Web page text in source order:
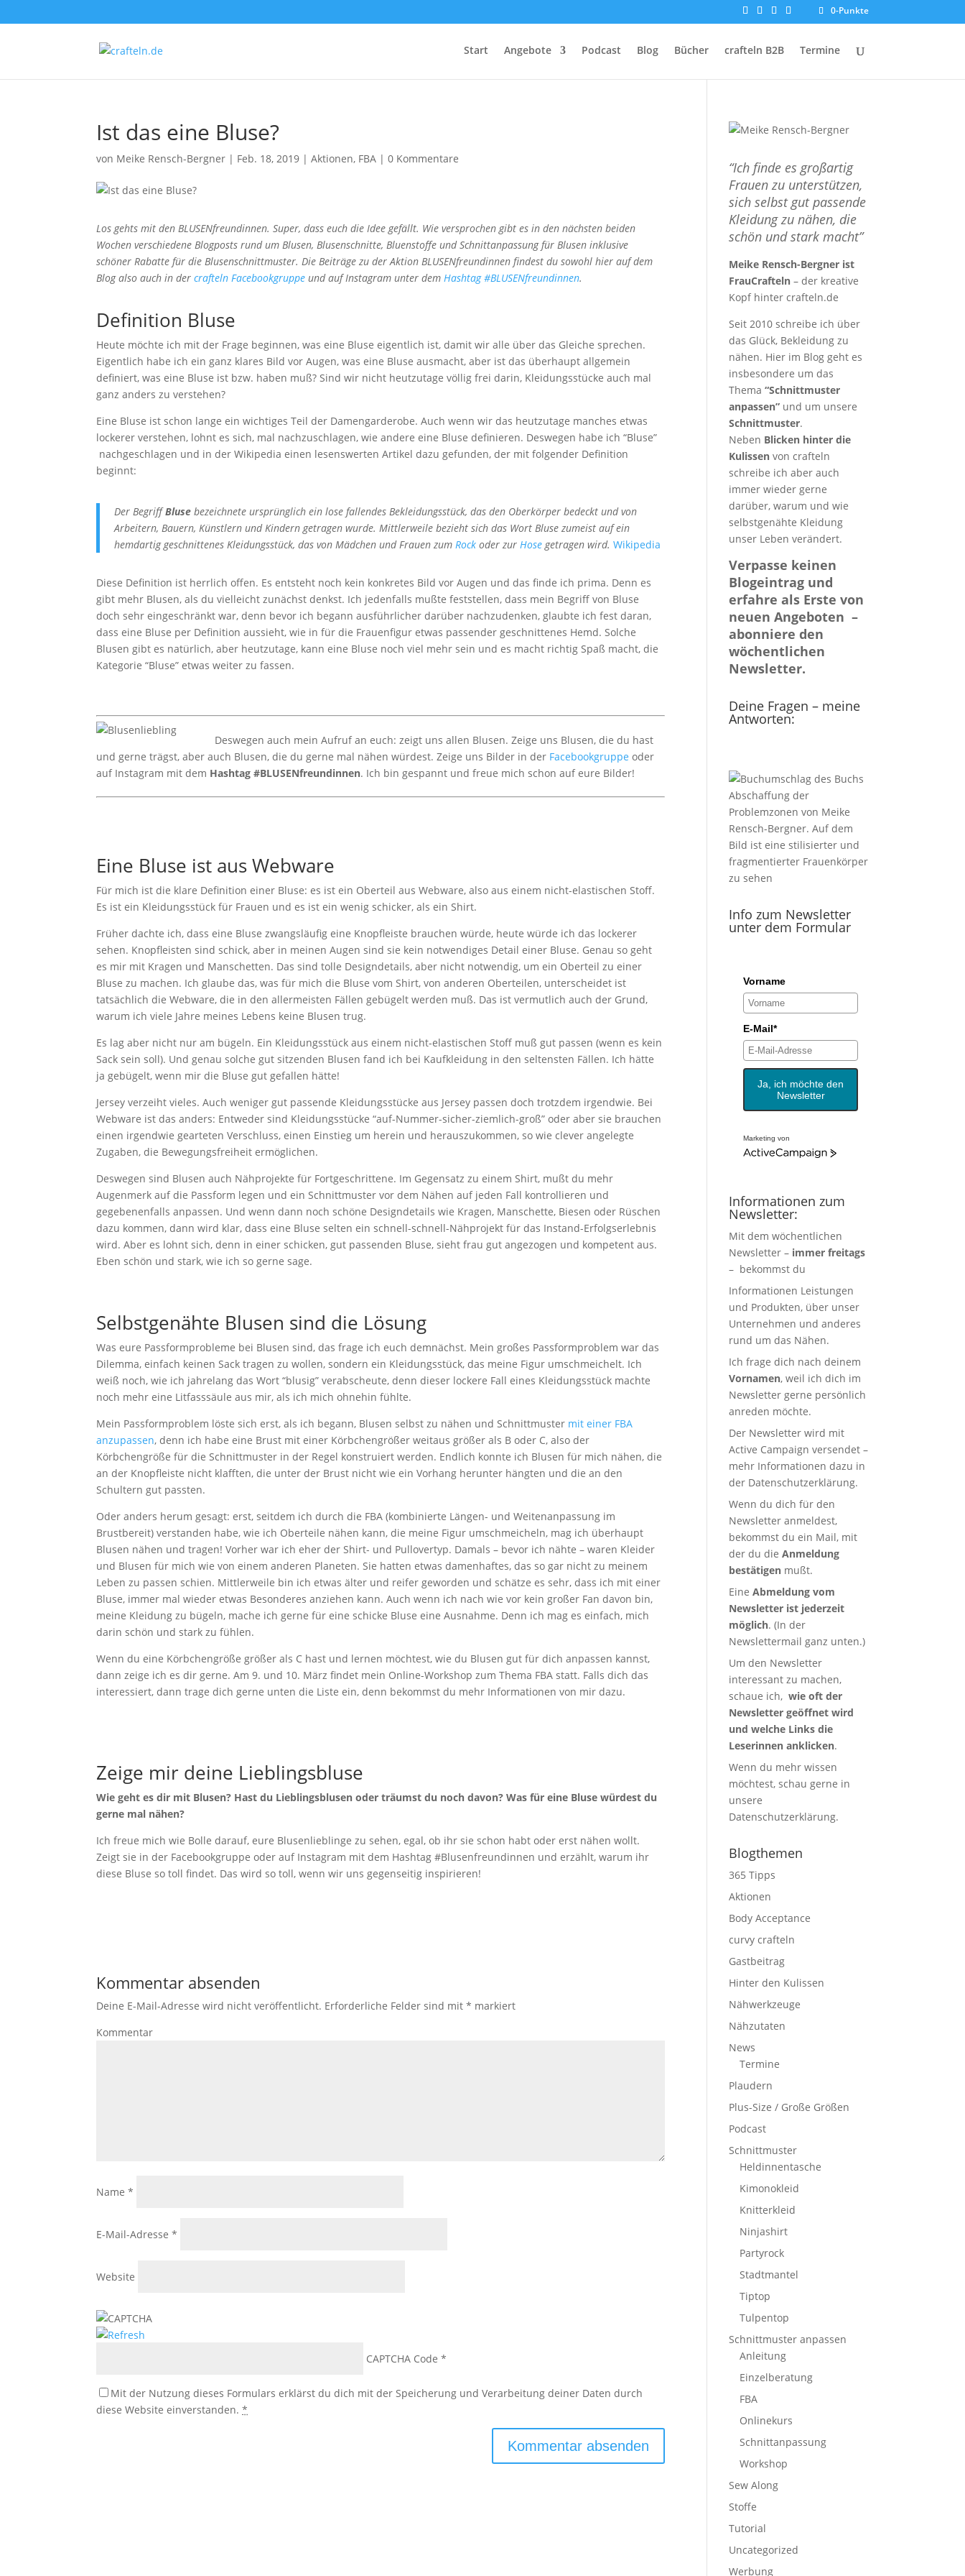
0-Punkte
Start Angebote Podcast Blog Bücher crafteln B2B Termine
Ist das eine Bluse?
von Meike Rensch-Bergner | Feb. 18, 2019 |Aktionen, FBA |0 Kommentare
Los gehts mit den BLUSENfreundinnen. Super, dass euch die Idee gefällt. Wie versprochen gibt es in den nächsten beiden
Wochen verschiedene Blogposts rund um Blusen, Blusenschnitte, Bluenstoffe und Schnittanpassung für Blusen inklusive
schöner Rabatte für die Blusenschnittmuster. Die Beiträge zu der Aktion BLUSENfreundinnen findest du sowohl hier auf dem
Blog also auch in dercrafteln Facebookgruppe und auf Instagram unter demHashtag #BLUSENfreundinnen.
Definition Bluse
Heute möchte ich mit der Frage beginnen, was eine Bluse eigentlich ist, damit wir alle über das Gleiche sprechen.
Eigentlich habe ich ein ganz klares Bild vor Augen, was eine Bluse ausmacht, aber ist das überhaupt allgemein
definiert, was eine Bluse ist bzw. haben muß? Sind wir nicht heutzutage völlig frei darin, Kleidungsstücke auch mal
ganz anders zu verstehen?
Eine Bluse ist schon lange ein wichtiges Teil der Damengarderobe. Auch wenn wir das heutzutage manches etwas
lockerer verstehen, lohnt es sich, mal nachzuschlagen, wie andere eine Bluse definieren. Deswegen habe ich “Bluse”
nachgeschlagen und in der Wikipedia einen lesenswerten Artikel dazu gefunden, der mit folgender Definition
beginnt:
Der BegriffBluse bezeichnete ursprünglich ein lose fallendes Bekleidungsstück, das den Oberkörper bedeckt und von
Arbeitern, Bauern, Künstlern und Kindern getragen wurde. Mittlerweile bezieht sich das Wort Bluse zumeist auf ein
hemdartig geschnittenes Kleidungsstück, das von Mädchen und Frauen zumRock oder zurHosegetragen wird. Wikipedia
Diese Definition ist herrlich offen. Es entsteht noch kein konkretes Bild vor Augen und das finde ich prima. Denn es
gibt mehr Blusen, als du vielleicht zunächst denkst. Ich jedenfalls mußte feststellen, dass mein Begriff von Bluse
doch sehr eingeschränkt war, denn bevor ich begann ausführlicher darüber nachzudenken, glaubte ich fest daran,
dass eine Bluse per Definition aussieht, wie in für die Frauenfigur etwas passender geschnittenes Hemd. Solche
Blusen gibt es natürlich, aber heutzutage, kann eine Bluse noch viel mehr sein und es macht richtig Spaß macht, die
Kategorie “Bluse” etwas weiter zu fassen.
Deswegen auch mein Aufruf an euch: zeigt uns allen Blusen. Zeige uns Blusen, die du hast
und gerne trägst, aber auch Blusen, die du gerne mal nähen würdest. Zeige uns Bilder in der Facebookgruppe oder
auf Instagram mit dem Hashtag #BLUSENfreundinnen. Ich bin gespannt und freue mich schon auf eure Bilder!
Eine Bluse ist aus Webware
Für mich ist die klare Definition einer Bluse: es ist ein Oberteil aus Webware, also aus einem nicht-elastischen Stoff.
Es ist ein Kleidungsstück für Frauen und es ist ein wenig schicker, als ein Shirt.
Früher dachte ich, dass eine Bluse zwangsläufig eine Knopfleiste brauchen würde, heute würde ich das lockerer
sehen. Knopfleisten sind schick, aber in meinen Augen sind sie kein notwendiges Detail einer Bluse. Genau so geht
es mir mit Kragen und Manschetten. Das sind tolle Designdetails, aber nicht notwendig, um ein Oberteil zu einer
Bluse zu machen. Ich glaube das, was für mich die Bluse vom Shirt, von anderen Oberteilen, unterscheidet ist
tatsächlich die Webware, die in den allermeisten Fällen gebügelt werden muß. Das ist vermutlich auch der Grund,
warum ich viele Jahre meines Lebens keine Blusen trug.
Es lag aber nicht nur am bügeln. Ein Kleidungsstück aus einem nicht-elastischen Stoff muß gut passen (wenn es kein
Sack sein soll). Und genau solche gut sitzenden Blusen fand ich bei Kaufkleidung in den seltensten Fällen. Ich hätte
ja gebügelt, wenn mir die Bluse gut gefallen hätte!
Jersey verzeiht vieles. Auch weniger gut passende Kleidungsstücke aus Jersey passen doch trotzdem irgendwie. Bei
Webware ist das anders: Entweder sind Kleidungsstücke “auf-Nummer-sicher-ziemlich-groß” oder aber sie brauchen
einen irgendwie gearteten Verschluss, einen Einstieg um herein und herauszukommen, so wie clever angelegte
Zugaben, die Bewegungsfreiheit ermöglichen.
Deswegen sind Blusen auch Nähprojekte für Fortgeschrittene. Im Gegensatz zu einem Shirt, mußt du mehr
Augenmerk auf die Passform legen und ein Schnittmuster vor dem Nähen auf jeden Fall kontrollieren und
gegebenenfalls anpassen. Und wenn dann noch schöne Designdetails wie Kragen, Manschette, Biesen oder Rüschen
dazu kommen, dann wird klar, dass eine Bluse selten ein schnell-schnell-Nähprojekt für das Instand-Erfolgserlebnis
wird. Aber es lohnt sich, denn in einer schicken, gut passenden Bluse, sieht frau gut angezogen und kompetent aus.
Eben schön und stark, wie ich so gerne sage.
Selbstgenähte Blusen sind die Lösung
Was eure Passformprobleme bei Blusen sind, das frage ich euch demnächst. Mein großes Passformproblem war das
Dilemma, einfach keinen Sack tragen zu wollen, sondern ein Kleidungsstück, das meine Figur umschmeichelt. Ich
weiß noch, wie ich jahrelang das Wort “blusig” verabscheute, denn dieser lockere Fall eines Kleidungsstück machte
noch mehr eine Litfasssäule aus mir, als ich mich ohnehin fühlte.
Mein Passformproblem löste sich erst, als ich begann, Blusen selbst zu nähen und Schnittmuster mit einer FBA
anzupassen, denn ich habe eine Brust mit einer Körbchengrößer weitaus größer als B oder C, also der
Körbchengröße für die Schnittmuster in der Regel konstruiert werden. Endlich konnte ich Blusen für mich nähen, die
an der Knopfleiste nicht klafften, die unter der Brust nicht wie ein Vorhang herunter hängten und die an den
Schultern gut passten.
Oder anders herum gesagt: erst, seitdem ich durch die FBA (kombinierte Längen- und Weitenanpassung im
Brustbereit) verstanden habe, wie ich Oberteile nähen kann, die meine Figur umschmeicheln, mag ich überhaupt
Blusen nähen und tragen! Vorher war ich eher der Shirt- und Pullovertyp. Damals – bevor ich nähte – waren Kleider
und Blusen für mich wie von einem anderen Planeten. Sie hatten etwas damenhaftes, das so gar nicht zu meinem
Leben zu passen schien. Mittlerweile bin ich etwas älter und reifer geworden und schätze es sehr, dass ich mit einer
Bluse, immer mal wieder etwas Besonderes anziehen kann. Auch wenn ich nach wie vor kein großer Fan davon bin,
meine Kleidung zu bügeln, mache ich gerne für eine schicke Bluse eine Ausnahme. Denn ich mag es einfach, mich
darin schön und stark zu fühlen.
Wenn du eine Körbchengröße größer als C hast und lernen möchtest, wie du Blusen gut für dich anpassen kannst,
dann zeige ich es dir gerne. Am 9. und 10. März findet mein Online-Workshop zum Thema FBA statt. Falls dich das
interessiert, dann trage dich gerne unten die Liste ein, denn bekommst du mehr Informationen von mir dazu.
Zeige mir deine Lieblingsbluse
Wie geht es dir mit Blusen? Hast du Lieblingsblusen oder träumst du noch davon? Was für eine Bluse würdest du
gerne mal nähen?
Ich freue mich wie Bolle darauf, eure Blusenlieblinge zu sehen, egal, ob ihr sie schon habt oder erst nähen wollt.
Zeigt sie in der Facebookgruppe oder auf Instagram mit dem Hashtag #Blusenfreundinnen und erzählt, warum ihr
diese Bluse so toll findet. Das wird so toll, wenn wir uns gegenseitig inspirieren!
Kommentar absenden
Deine E-Mail-Adresse wird nicht veröffentlicht. Erforderliche Felder sind mit* markiert
Kommentar
Name*
E-Mail-Adresse*
Website
CAPTCHA Code *
Mit der Nutzung dieses Formulars erklärst du dich mit der Speicherung und Verarbeitung deiner Daten durch
diese Website einverstanden.*
“Ich finde es großartig
Frauen zu unterstützen,
sich selbst gut passende
Kleidung zu nähen, die
schön und stark macht”
Meike Rensch-Bergner ist
FrauCrafteln – der kreative
Kopf hinter crafteln.de
Seit 2010 schreibe ich über
das Glück, Bekleidung zu
nähen. Hier im Blog geht es
insbesondere um das
Thema“Schnittmuster
anpassen” und um unsere
Schnittmuster.
Neben Blicken hinter die
Kulissen von crafteln
schreibe ich aber auch
immer wieder gerne
darüber, warum und wie
selbstgenähte Kleidung
unser Leben verändert.
Verpasse keinen
Blogeintrag und
erfahre als Erste von
neuen Angeboten –
abonniere den
wöchentlichen
Newsletter.
Deine Fragen – meine
Antworten:
Info zum Newsletter
unter dem Formular
Vorname
E-Mail*
Ja, ich möchte den
Newsletter
Marketing von
Informationen zum
Newsletter:
Mit dem wöchentlichen
Newsletter – immer freitags
– bekommst du
Informationen Leistungen
und Produkten, über unser
Unternehmen und anderes
rund um das Nähen.
Ich frage dich nach deinem
Vornamen, weil ich dich im
Newsletter gerne persönlich
anreden möchte.
Der Newsletter wird mit
Active Campaign versendet –
mehr Informationen dazu in
der Datenschutzerklärung.
Wenn du dich für den
Newsletter anmeldest,
bekommst du ein Mail, mit
der du dieAnmeldung
bestätigen mußt.
EineAbmeldung vom
Newsletter ist jederzeit
möglich. (In der
Newslettermail ganz unten.)
Um den Newsletter
interessant zu machen,
schaue ich,wie oft der
Newsletter geöffnet wird
und welche Links die
Leserinnen anklicken.
Wenn du mehr wissen
möchtest, schau gerne in
unsere
Datenschutzerklärung.
Blogthemen
365 Tipps
Aktionen
Body Acceptance
curvy crafteln
Gastbeitrag
Hinter den Kulissen
Nähwerkzeuge
Nähzutaten
News
Termine
Plaudern
Plus-Size / Große Größen
Podcast
Schnittmuster
Heldinnentasche
Kimonokleid
Knitterkleid
Ninjashirt
Partyrock
Stadtmantel
Tiptop
Tulpentop
Schnittmuster anpassen
Anleitung
Einzelberatung
FBA
Onlinekurs
Schnittanpassung
Workshop
Sew Along
Stoffe
Tutorial
Uncategorized
Werbung